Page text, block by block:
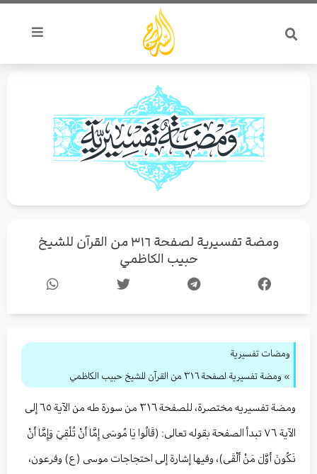
تخطي
المحتوى
ومضة تفسيرية لصفحة ٣١٦ من القرآن للشيخ
حبيب الكاظمي
ومضات تفسيرية
» ومضة تفسيرية لصفحة ٣١٦ من القرآن للشيخ حبيب الكاظمي
ومضة تفسيريه مختصرة، للصفحة ٣١٦ من سورة طه من الآية ٦٥ إلى
الآية ٧٦ تبدأ الصفحة بقوله تعالى: (قَالُوا يَا مُوسَى إِمَّا أَنْ تُلْقِيَ وَإِمَّا أَنْ
نَكُونَ أَوَّلَ مَنْ أَلْقَى)، وفيها إشارة إلى احتجاجات موسى (ع) وفرعون،